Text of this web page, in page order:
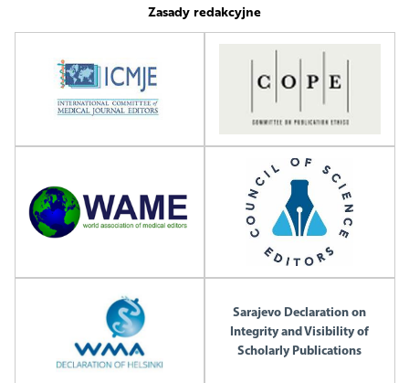
Zasady redakcyjne
Sarajevo Declaration on
Integrity and Visibility of
Scholarly Publications